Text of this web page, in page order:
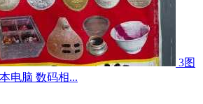
3图
电脑 数码相...